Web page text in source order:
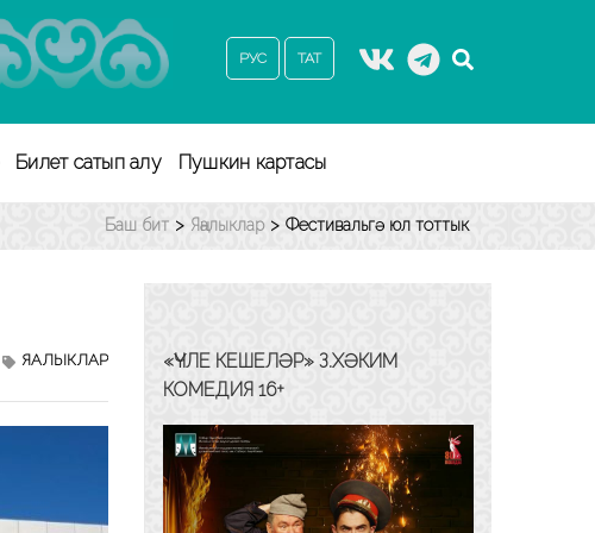
РУС ТАТ
Билет сатып алу Пушкин картасы
Баш бит > Яңалыклар > Фестивальгә юл тоттык
ЯҢАЛЫКЛАР
«ҮЧЛЕ КЕШЕЛӘР» З.ХӘКИМ
КОМЕДИЯ 16+